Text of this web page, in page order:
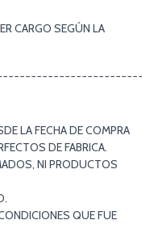
CARGO SEGÚN LA
LA FECHA DE COMPRA
DE FABRICA.
NI PRODUCTOS
QUE FUE